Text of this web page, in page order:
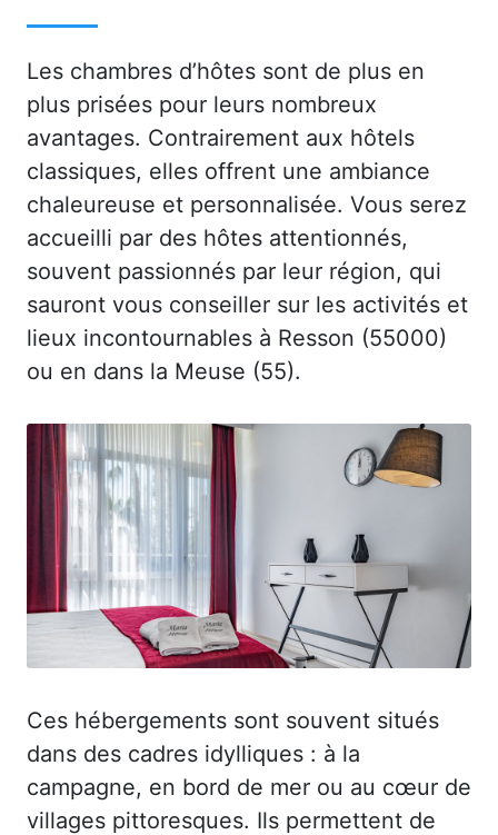
Les chambres d’hôtes sont de plus en
plus prisées pour leurs nombreux
avantages. Contrairement aux hôtels
classiques, elles offrent une ambiance
chaleureuse et personnalisée. Vous serez
accueilli par des hôtes attentionnés,
souvent passionnés par leur région, qui
sauront vous conseiller sur les activités et
lieux incontournables à Resson (55000)
ou en dans la Meuse (55).
Ces hébergements sont souvent situés
dans des cadres idylliques : à la
campagne, en bord de mer ou au cœur de
villages pittoresques. Ils permettent de